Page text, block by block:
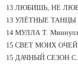
13 ЛЮБИШЬ, НЕ
13 УЛЁТНЫЕ ТАНЦЫ
14 МУЛЛА Т.
15 СВЕТ МОИХ ОЧЕЙ
15 ДАЧНЫЙ СЕЗОН С.